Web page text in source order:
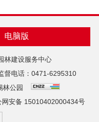
电脑版
林建设服务中心
电话：0471-6295310
林公园
网安备 15010402000434号